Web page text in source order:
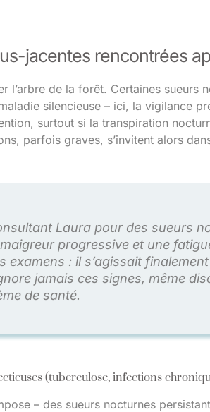
jacentes rencontrées
l’arbre de la forêt. Certaines sueurs
silencieuse – ici, la vigilance
surtout si la transpiration
parfois graves, s’invitent alors
Laura pour des sueurs
progressive et une
examens : il s’agissait
jamais ces signes, même
de santé.
(tuberculose, infections
– des sueurs nocturnes